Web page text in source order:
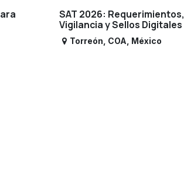
SAT 2026: Requerimientos,
Vigilancia y Sellos Digitales
Torreón COA México